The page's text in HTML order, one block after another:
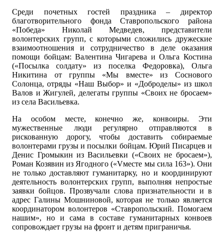
Среди почетных гостей праздника – директор
благотворительного фонда Ставропольского района
«Победа» Николай Медведев, представители
волонтерских групп, с которыми сложились дружеские
взаимоотношения и сотрудничество в деле оказания
помощи бойцам: Валентина Чигарева и Ольга Костина
(«Посылка солдату» из поселка Федоровка), Ольга
Никитина от группы «Мы вместе» из Соснового
Солонца, отряды «Наш Выбор» и «Доброделы» из школ
Валов и Жигулей, делегаты группы «Своих не бросаем»
из села Васильевка.
На особом месте, конечно же, конвоиры. Эти
мужественные люди регулярно отправляются в
рискованную дорогу, чтобы доставить собираемые
волонтерами грузы и посылки бойцам. Юрий Писарцев и
Денис Громыкин из Васильевки («Своих не бросаем»),
Роман Козявин из Ягодного («Vместе мы сила 163»). Они
не только доставляют гуманитарку, но и координируют
деятельность волонтерских групп, выполняя непростые
заявки бойцов. Прозвучали слова признательности и в
адрес Галины Мошниновой, которая не только является
координатором волонтеров «Ставропольский. Помогаем
нашим», но и сама в составе гуманитарных конвоев
сопровождает грузы на фронт и детям приграничья.